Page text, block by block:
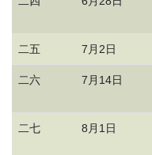
二五 7月2日
二六 7月14日
二七 8月1日